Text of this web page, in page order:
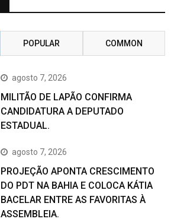
POPULAR COMMON
agosto 7, 2026
MILITÃO DE LAPÃO CONFIRMA
CANDIDATURA A DEPUTADO
ESTADUAL.
agosto 7, 2026
PROJEÇÃO APONTA CRESCIMENTO
DO PDT NA BAHIA E COLOCA KÁTIA
BACELAR ENTRE AS FAVORITAS À
ASSEMBLEIA.